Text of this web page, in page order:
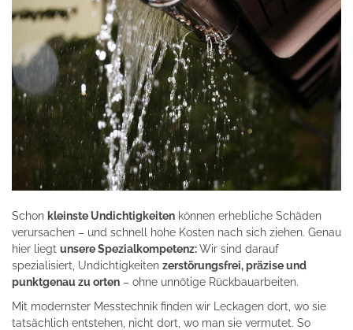
Schon kleinste Undichtigkeiten können erhebliche Schäden
verursachen – und schnell hohe Kosten nach sich ziehen. Genau
hier liegt unsere Spezialkompetenz:Wir sind darauf
spezialisiert, Undichtigkeiten zerstörungsfrei, präzise und
punktgenau zu orten – ohne unnötige Rückbauarbeiten.
Mit modernster Messtechnik finden wir Leckagen dort, wo sie
tatsächlich entstehen, nicht dort, wo man sie vermutet. So